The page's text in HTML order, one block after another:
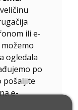
ili e-
ogledala
po
pošaljite
e-